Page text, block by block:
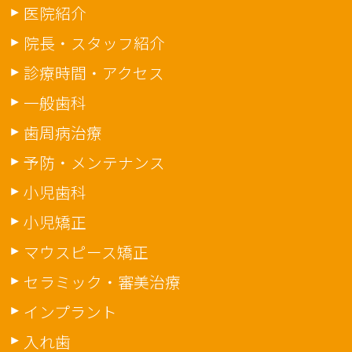
医院紹介
院長・スタッフ紹介
診療時間・アクセス
一般歯科
歯周病治療
予防・メンテナンス
小児歯科
小児矯正
マウスピース矯正
セラミック・審美治療
インプラント
入れ歯